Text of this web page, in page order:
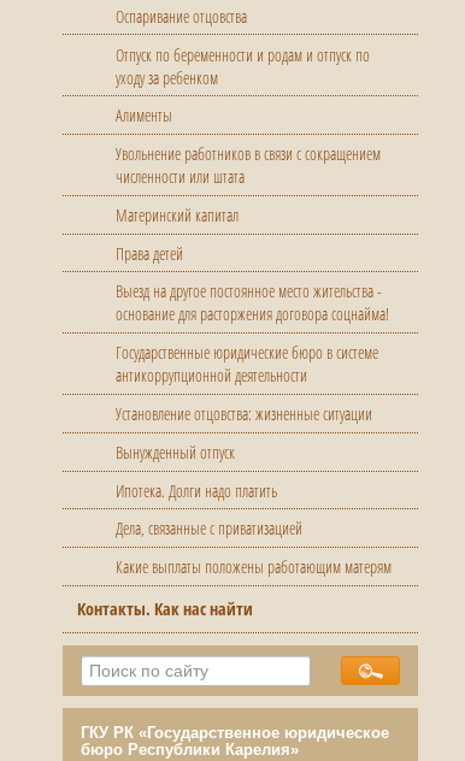
Оспаривание отцовства
Отпуск по беременности и родам и отпуск по
уходу за ребенком
Алименты
Увольнение работников в связи с сокращением
численности или штата
Материнский капитал
Права детей
Выезд на другое постоянное место жительства -
основание для расторжения договора соцнайма!
Государственные юридические бюро в системе
антикоррупционной деятельности
Установление отцовства: жизненные ситуации
Вынужденный отпуск
Ипотека. Долги надо платить
Дела, связанные с приватизацией
Какие выплаты положены работающим матерям
Контакты. Как нас найти
ГКУ РК «Государственное юридическое
бюро Республики Карелия»